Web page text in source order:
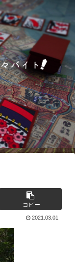
コピー
2021.03.01